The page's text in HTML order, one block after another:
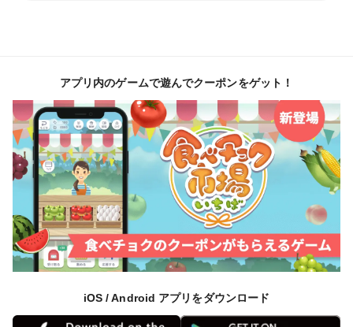
アプリ内のゲームで遊んでクーポンをゲット！
iOS / Android アプリをダウンロード